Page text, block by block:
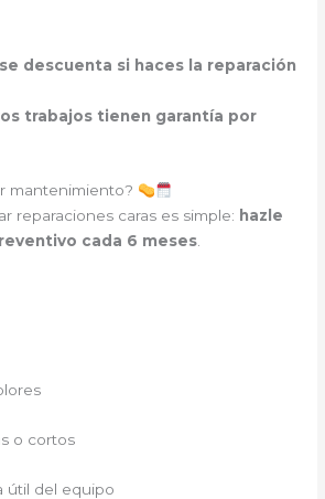
descuenta si haces la reparación
trabajos tienen garantía por
mantenimiento?
reparaciones caras es simple: hazle
cada 6 meses.
o cortos
útil del equipo